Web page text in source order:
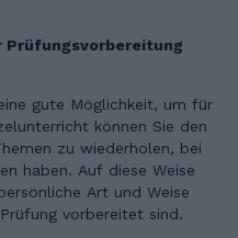
Prüfungsvorbereitung
gute Möglichkeit, um für
können Sie den
zu wiederholen, bei
haben. Auf diese Weise
Art und Weise
vorbereitet sind.